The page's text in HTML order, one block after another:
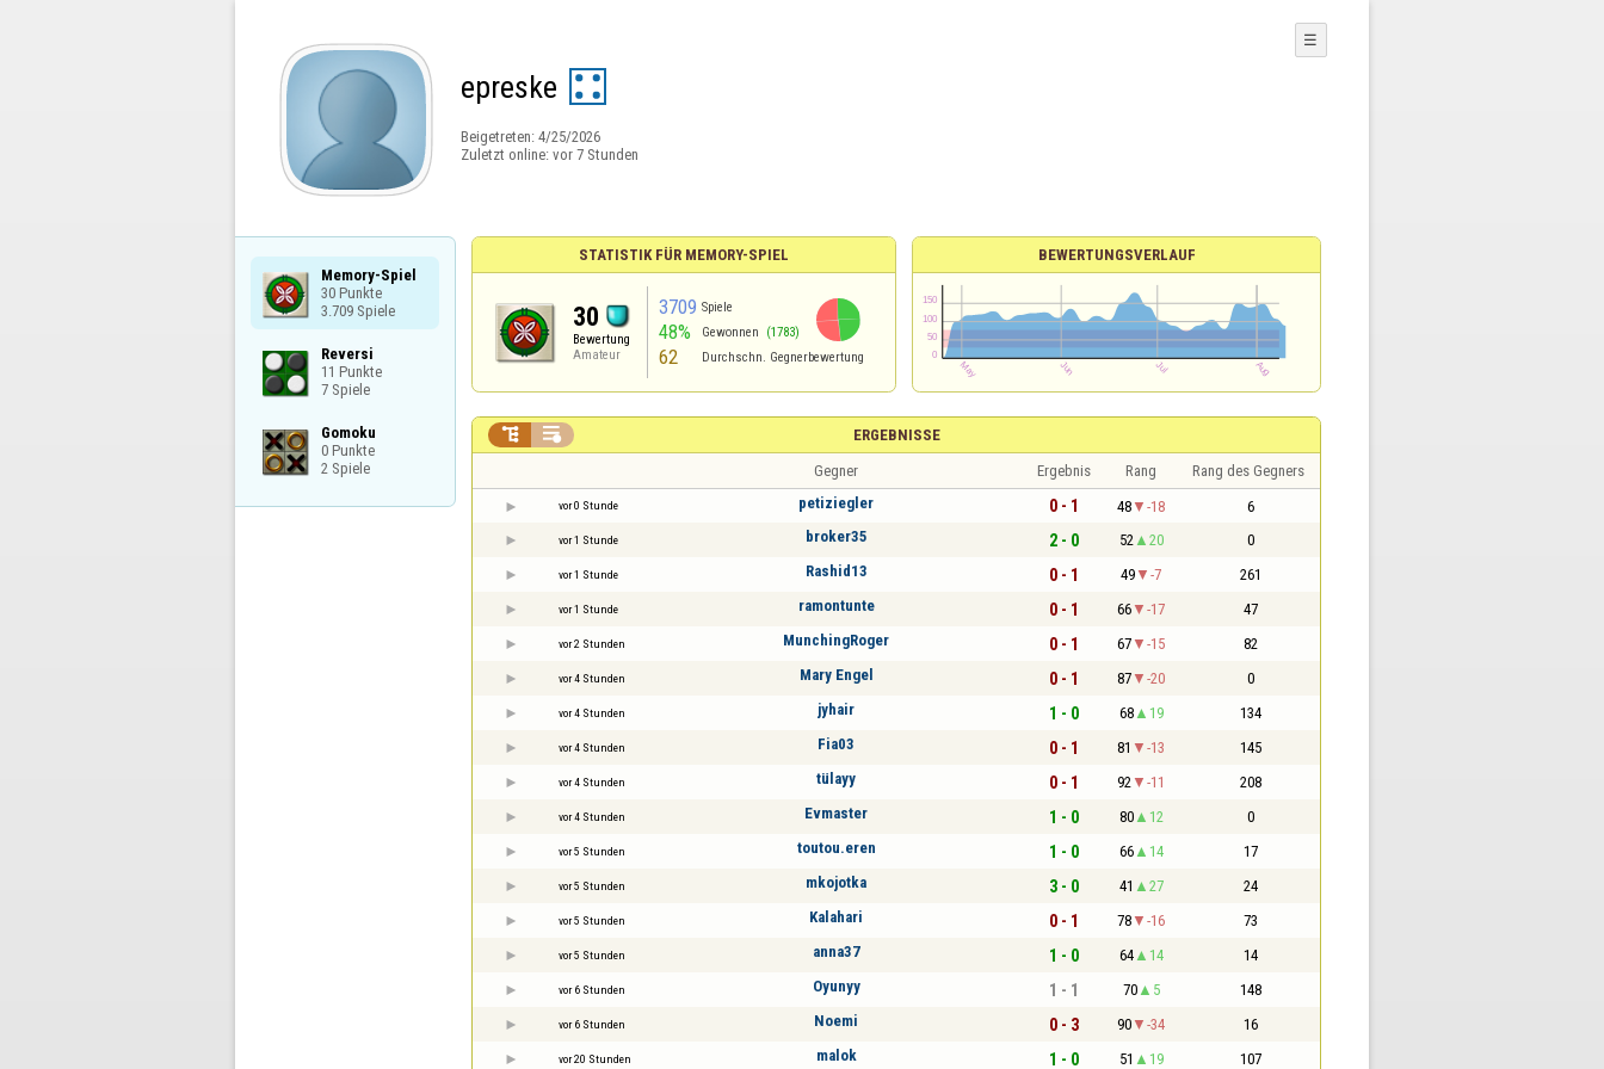
epreske
Beigetreten: 4/25/2026
Zuletzt online: vor 7 Stunden
☰
Memory-Spiel
30 Punkte
3.709 Spiele
Reversi
11 Punkte
7 Spiele
Gomoku
0 Punkte
2 Spiele
STATISTIK FÜR MEMORY-SPIEL
30
Bewertung
Amateur
3709 Spiele
48% Gewonnen (1783)
62 Durchschn. Gegnerbewertung
BEWERTUNGSVERLAUF
ERGEBNISSE
 
Gegner Ergebnis Rang Rang des Gegners
vor 0 Stunde petiziegler 0 - 1 48 -18 6
vor 1 Stunde broker35 2 - 0 52 20 0
vor 1 Stunde Rashid13 0 - 1 49 -7 261
vor 1 Stunde ramontunte 0 - 1 66 -17 47
vor 2 Stunden MunchingRoger 0 - 1 67 -15 82
vor 4 Stunden Mary Engel 0 - 1 87 -20 0
vor 4 Stunden jyhair 1 - 0 68 19 134
vor 4 Stunden Fia03 0 - 1 81 -13 145
vor 4 Stunden tülayy 0 - 1 92 -11 208
vor 4 Stunden Evmaster 1 - 0 80 12 0
vor 5 Stunden toutou.eren 1 - 0 66 14 17
vor 5 Stunden mkojotka 3 - 0 41 27 24
vor 5 Stunden Kalahari 0 - 1 78 -16 73
vor 5 Stunden anna37 1 - 0 64 14 14
vor 6 Stunden Oyunyy 1 - 1 70 5 148
vor 6 Stunden Noemi 0 - 3 90 -34 16
vor 20 Stunden malok 1 - 0 51 19 107